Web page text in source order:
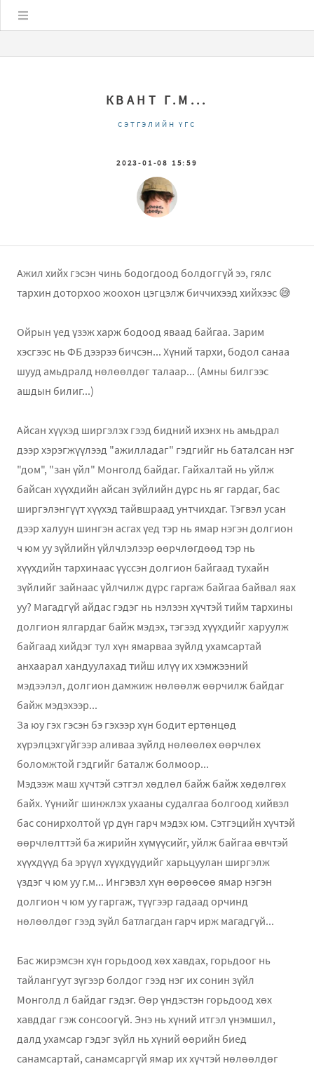
КВАНТ Г.М...
СЭТГЭЛИЙН ҮГС
2023-01-08 15:59
Ажил хийх гэсэн чинь бодогдоод болдоггүй ээ, гялс
тархин доторхоо жоохон цэгцэлж биччихээд хийхээс 😅
Ойрын үед үзэж харж бодоод яваад байгаа. Зарим
хэсгээс нь ФБ дээрээ бичсэн... Хүний тархи, бодол санаа
шууд амьдралд нөлөөлдөг талаар... (Амны билгээс
ашдын билиг...)
Айсан хүүхэд ширгэлэх гээд бидний ихэнх нь амьдрал
дээр хэрэгжүүлээд "ажилладаг" гэдгийг нь баталсан нэг
"дом", "зан үйл" Монголд байдаг. Гайхалтай нь уйлж
байсан хүүхдийн айсан зүйлийн дүрс нь яг гардаг, бас
ширгэлэнгүүт хүүхэд тайвшраад унтчихдаг. Тэгвэл усан
дээр халуун шингэн асгах үед тэр нь ямар нэгэн долгион
ч юм уу зүйлийн үйлчлэлээр өөрчлөгдөөд тэр нь
хүүхдийн тархинаас үүссэн долгион байгаад тухайн
зүйлийг зайнаас үйлчилж дүрс гаргаж байгаа байвал яах
уу? Магадгүй айдас гэдэг нь нэлээн хүчтэй тийм тархины
долгион ялгардаг байж мэдэх, тэгээд хүүхдийг харуулж
байгаад хийдэг тул хүн ямарваа зүйлд ухамсартай
анхаарал хандуулахад тийш илүү их хэмжээний
мэдээлэл, долгион дамжиж нөлөөлж өөрчилж байдаг
байж мэдэхээр...
За юу гэх гэсэн бэ гэхээр хүн бодит ертөнцөд
хүрэлцэхгүйгээр аливаа зүйлд нөлөөлөх өөрчлөх
боломжтой гэдгийг баталж болмоор...
Мэдээж маш хүчтэй сэтгэл хөдлөл байж байж хөдөлгөх
байх. Үүнийг шинжлэх ухааны судалгаа болгоод хийвэл
бас сонирхолтой үр дүн гарч мэдэх юм. Сэтгэцийн хүчтэй
өөрчлөлттэй ба жирийн хүмүүсийг, уйлж байгаа өвчтэй
хүүхдүүд ба эрүүл хүүхдүүдийг харьцуулан ширгэлж
үздэг ч юм уу г.м... Ингэвэл хүн өөрөөсөө ямар нэгэн
долгион ч юм уу гаргаж, түүгээр гадаад орчинд
нөлөөлдөг гээд зүйл батлагдан гарч ирж магадгүй...
Бас жирэмсэн хүн горьдоод хөх хавдах, горьдоог нь
тайлангуут зүгээр болдог гээд нэг их сонин зүйл
Монголд л байдаг гэдэг. Өөр үндэстэн горьдоод хөх
хавддаг гэж сонсоогүй. Энэ нь хүний итгэл үнэмшил,
далд ухамсар гэдэг зүйл нь хүний өөрийн биед
санамсартай, санамсаргүй ямар их хүчтэй нөлөөлдөг